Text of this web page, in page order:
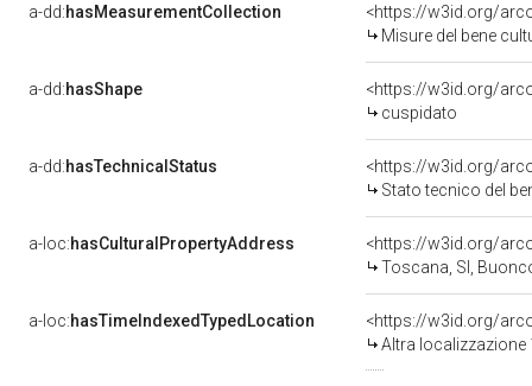
a-dd:hasMeasurementCollection
<https://w3id.org/
Misure del bene
a-dd:hasShape
<https://w3id.org/
cuspidato
a-dd:hasTechnicalStatus
<https://w3id.org/
Stato tecnico del
a-loc:hasCulturalPropertyAddress
<https://w3id.org/
Toscana, SI,
a-loc:hasTimeIndexedTypedLocation
<https://w3id.org/
Altra localizzazione